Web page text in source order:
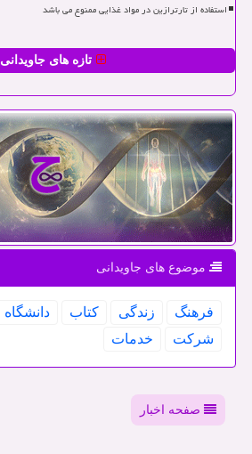
استفاده از تارترازین در مواد غذایی ممنوع می باشد
تازه های جاویدانی
موضوع های جاویدانی
فرهنگ زندگی كتاب دانشگاه
شركت
خدمات
صفحه اخبار